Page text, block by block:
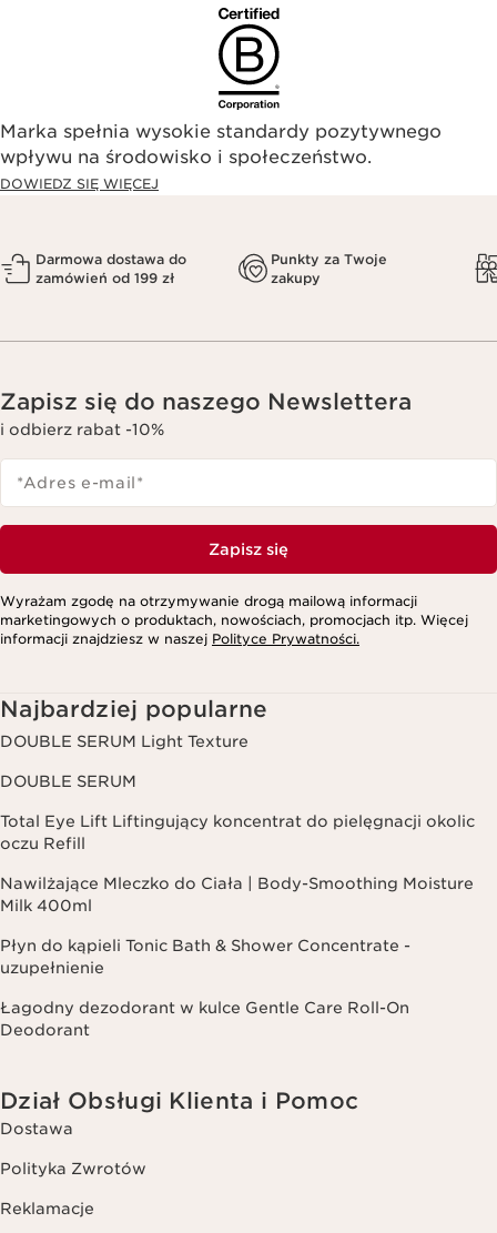
Marka spełnia wysokie standardy pozytywnego
wpływu na środowisko i społeczeństwo.​
DOWIEDZ SIĘ WIĘCEJ
Darmowa dostawa do
zamówień od 199 zł
Punkty za Twoje
zakupy
Zapisz się do naszego Newslettera
i odbierz rabat -10%
*Adres e-mail*
Zapisz się
Wyrażam zgodę na otrzymywanie drogą mailową informacji
marketingowych o produktach, nowościach, promocjach itp. Więcej
informacji znajdziesz w naszej Polityce Prywatności.
Najbardziej popularne
DOUBLE SERUM Light Texture
DOUBLE SERUM
Total Eye Lift Liftingujący koncentrat do pielęgnacji okolic
oczu Refill
Nawilżające Mleczko do Ciała | Body-Smoothing Moisture
Milk 400ml
Płyn do kąpieli Tonic Bath & Shower Concentrate -
uzupełnienie
Łagodny dezodorant w kulce Gentle Care Roll-On
Deodorant
Dział Obsługi Klienta i Pomoc
Dostawa
Polityka Zwrotów
Reklamacje